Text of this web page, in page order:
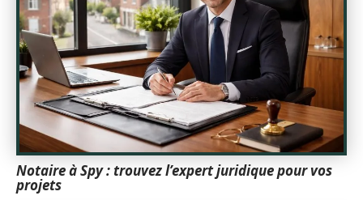
Notaire à Spy : trouvez l’expert juridique pour vos
projets